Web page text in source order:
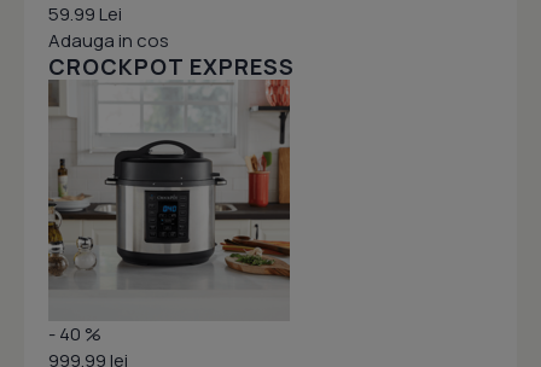
59.99 Lei
Adauga in cos
CROCKPOT EXPRESS
- 40 %
999.99 lei